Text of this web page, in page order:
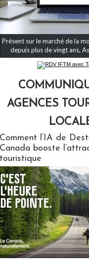
Présent sur le marché de la
depuis plus de vingt ans,
AGENCES
Comment l’IA de
Canada booste
touristique